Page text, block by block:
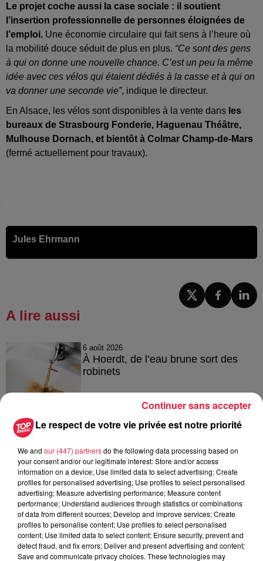
Le projet coche aussi la case sociale : il soutient
l’insertion professionnelle de personnes éloignées de
l’emploi. Une économie circulaire qui fait sens à l’heure où
la mobilité douce séduit de plus en plus. “Ce sont des gens
à qui on donne une nouvelle chance. C’est un peu la même
idée avec ces vélos qui étaient dédiés à la casse et à qui on
va donner une seconde vie”, indique le directeur.
En Alsace, les vélos sont disponibles à la vente dans les
bureaux de Strasbourg Fonderie, Haguenau Théâtre,
Mulhouse Dornach, et bientôt à Colmar Champ-de-Mars
(fermé actuellement pour travaux).
Jules Ehrmann
A lire aussi
6 août 2026
À Hoerdt, de l’eau brune sort des
robinets
6 août 2026
Catherine Trautmann réagit
6 août 2026
Au zoo de Mulhouse : rencontre
avec les flamants rouges
Le respect de votre vie privée est notre priorité
We and our (447) partnersdo the following data processing based on
your consent and/or our legitimate interest: Store and/or access
information on a device; Use limited data to select advertising; Create
profiles for personalised advertising; Use profiles to select personalised
advertising; Measure advertising performance; Measure content
performance; Understand audiences through statistics or combinations
of data from different sources; Develop and improve services; Create
profiles to personalise content; Use profiles to select personalised
content; Use limited data to select content; Ensure security, prevent and
detect fraud, and fix errors; Deliver and present advertising and content;
Save and communicate privacy choices. These technologies may
Continuer sans accepter